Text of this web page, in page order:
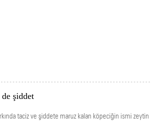
şiddet
taciz ve şiddete maruz kalan köpeciğin ismi zeytin